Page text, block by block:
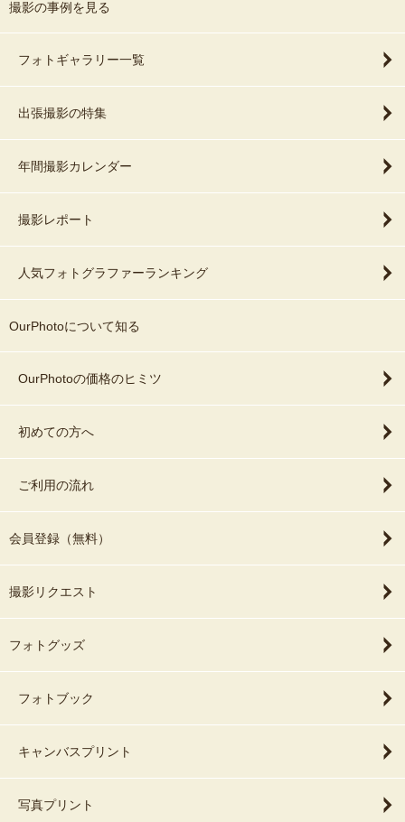
撮影の事例を見る
フォトギャラリー一覧
出張撮影の特集
年間撮影カレンダー
撮影レポート
人気フォトグラファーランキング
OurPhotoについて知る
OurPhotoの価格のヒミツ
初めての方へ
ご利用の流れ
会員登録（無料）
撮影リクエスト
フォトグッズ
フォトブック
キャンバスプリント
写真プリント